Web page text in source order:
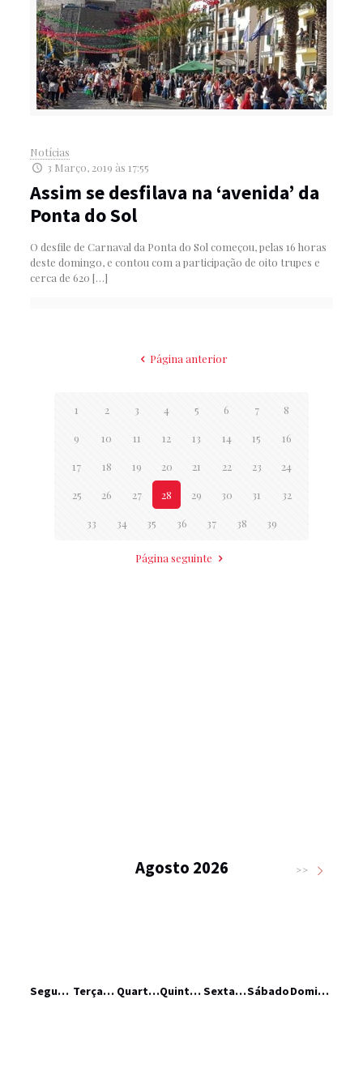
Notícias
3 Março, 2019 às 17:55
Assim se desfilava na ‘avenida’ da
Ponta do Sol
O desfile de Carnaval da Ponta do Sol começou, pelas 16 horas
deste domingo, e contou com a participação de oito trupes e
cerca de 620 […]
Página anterior
1 2 3 4 5 6 7 8
9 10 11 12 13 14 15 16
17 18 19 20 21 22 23 24
25 26 27 28 29 30 31 32
33 34 35 36 37 38 39
Página seguinte
Agosto 2026 >>
Segunda-feira Terça-feira Quarta-feira Quinta-feira Sexta-feiraSábado Domingo